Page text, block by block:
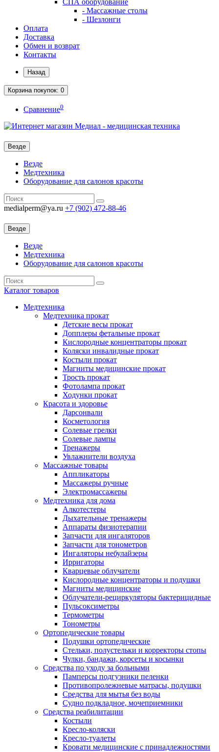
СПА оборудование
- Массажные столы
- Шезлонги
Оплата
Доставка
Обмен и возврат
Контакты
Назад
Корзинапокупок: 0
Сравнение0
Везде
Везде
Медтехника
Оборудование для салонов красоты
medialperm@ya.ru +7 (902) 472-88-46
Везде
Везде
Медтехника
Оборудование для салонов красоты
Каталог товаров
Медтехника
Медтехника прокат
Детские весы прокат
Допплеры фетальные прокат
Кислородные концентраторы прокат
Коляски инвалидные прокат
Костыли прокат
Магниты медицинские прокат
Трость прокат
Фотолампа прокат
Ходунки прокат
Красота и здоровье
Дарсонвали
Косметология
Солевые грелки
Солевые лампы
Тренажеры
Увлажнители воздуха
Массажные товары
Аппликаторы
Массажеры ручные
Электромассажеры
Медтехника для дома
Алкотестеры
Дыхательные тренажеры
Аппараты физиотерапии
Запчасти для ингаляторов
Запчасти для тонометров
Ингаляторы небулайзеры
Ирригаторы
Кварцевые облучатели
Кислородные концентраторы и подушки
Магниты медицинские
Облучатели-рециркуляторы бактерицидные
Пульсоксиметры
Термометры
Тонометры
Ортопедические товары
Подушки ортопедические
Стельки, полустельки и корректоры стопы
Чулки, бандажи, корсеты и косынки
Средства по уходу за больными
Памперсы подгузники пеленки
Противопролежневые матрасы, подушки
Средства для мытья без воды
Судно подкладное, мочеприемники
Средства реабилитации
Костыли
Кресло-коляски
Кресло-туалеты
Кровати медицинские с принадлежностями